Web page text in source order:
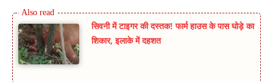
सिवनी में टाइगर की दस्तक! फार्म हाउस के पास घोड़े का
शिकार, इलाके में दहशत